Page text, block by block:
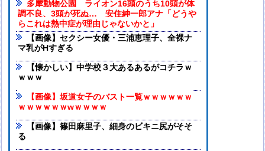
多摩動物公園 ライオン16頭のうち10頭が体
調不良、3頭が死ぬ… 安住紳一郎アナ「どうや
らこれは熱中症が理由じゃないかと」
【画像】セクシー女優・三浦恵理子、全裸ナ
マ乳がHすぎる
【懐かしい】中学校３大あるあるがコチラｗ
ｗｗｗ
【画像】坂道女子のバスト一覧ｗｗｗｗｗｗ
ｗｗｗｗｗｗwｗｗｗｗ
【画像】篠田麻里子、細身のビキニ尻がそそ
る